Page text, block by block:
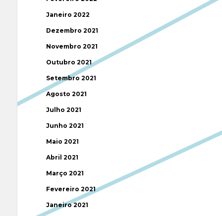
Janeiro 2022
Dezembro 2021
Novembro 2021
Outubro 2021
Setembro 2021
Agosto 2021
Julho 2021
Junho 2021
Maio 2021
Abril 2021
Março 2021
Fevereiro 2021
Janeiro 2021